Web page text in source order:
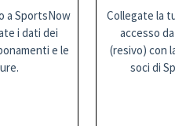
a SportsNow
i dati dei
e le
Collegate la
accesso
(resivo) con
soci di